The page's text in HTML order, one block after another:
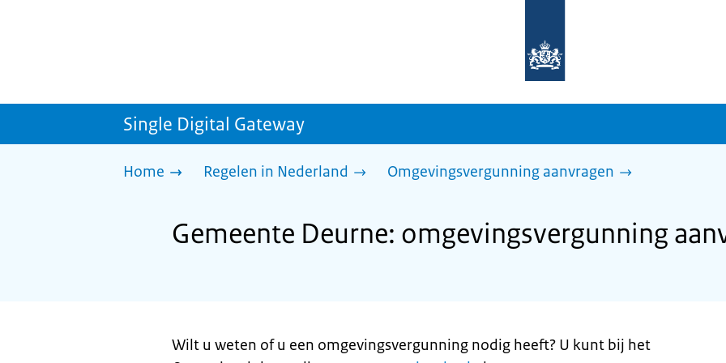
homepage
sdg.rijksoverheid.nl
Single Digital Gateway
Home Regelen in Nederland Omgevingsvergunning aanvragen
Gemeente Deurne: omgevingsvergunning
Wilt u weten of u een omgevingsvergunning nodig heeft? U kunt bij het